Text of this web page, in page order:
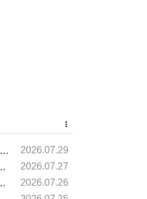
2026.07.29
2026.07.27
2026.07.26